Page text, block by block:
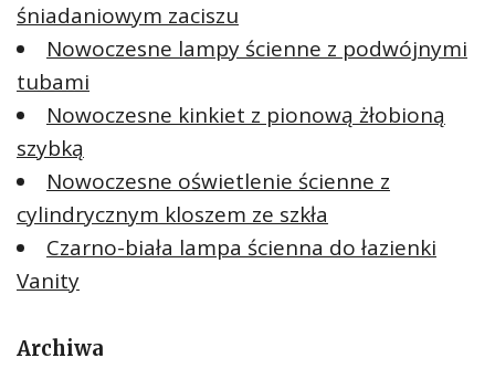
śniadaniowym zaciszu
Nowoczesne lampy ścienne z podwójnymi
tubami
Nowoczesne kinkiet z pionową żłobioną
szybką
Nowoczesne oświetlenie ścienne z
cylindrycznym kloszem ze szkła
Czarno-biała lampa ścienna do łazienki
Vanity
Archiwa